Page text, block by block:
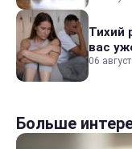
Тихий
вас
06
Больше